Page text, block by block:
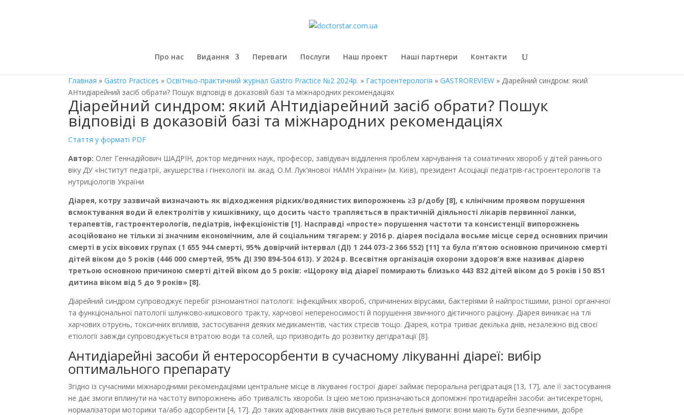
Про нас Видання Переваги Послуги Наш проект Наші партнери Контакти
Главная »Gastro Practices »Освітньо-практичний журнал Gastro Practice №2 2024р. » Гастроентерологія »GASTROREVIEW » Діарейний синдром: який
АНтидіарейний засіб обрати? Пошук відповіді в доказовій базі та міжнародних рекомендаціях
Діарейний синдром: який АНтидіарейний засіб обрати? Пошук
відповіді в доказовій базі та міжнародних рекомендаціях
Стаття у форматі PDF
Автор: Олег Геннадійович ШАДРІН, доктор медичних наук, професор, завідувач відділення проблем харчування та соматичних хвороб у дітей раннього
віку ДУ «Інститут педіатрії, акушерства і гінекології ім. акад. О.М. Лук’янової НАМН України» (м. Київ), президент Асоціації педіатрів-гастроентерологів та
нутриціологів Украї­ни
Діарея, котру зазвичай визначають як відходження рідких/водянистих випорожнень ≥3 р/добу [8], є клінічним проявом порушення
всмоктування води й електролітів у кишківнику, що досить часто трапляється в практичній діяльності лікарів первинної ланки,
терапевтів, гастроентерологів, педіатрів, інфекціоністів [1]. Насправді «просте» порушення частоти та консистенції випорожнень
асоційовано не тільки зі значним економічним, але й соціальним тягарем: у 2016 р. діарея посідала восьме місце серед основних причин
смерті в усіх вікових групах (1 655 944 смерті, 95% довірчий інтервал (ДІ) 1 244 073-2 366 552) [11] та була п’ятою основною причиною смерті
дітей віком до 5 років (446 000 смертей, 95% ДІ 390 894-504 613). У 2024 р. Всесвітня організація охорони здоров’я вже називає діарею
третьою основною причиною смерті дітей віком до 5 років: «Щороку від діареї помирають близько 443 832 дітей віком до 5 років і 50 851
дитина віком від 5 до 9 років» [8].
Діарейний синдром супроводжує перебіг різноманітної патології: інфекційних хвороб, спричинених вірусами, бактеріями й найпростішими, різної органічної
та функціональної патології шлунково-кишкового тракту, харчової непереносимості й порушення звичного дієтичного раціону. Діарея виникає на тлі
харчових отруєнь, токсичних впливів, застосування деяких медикаментів, частих стресів тощо. Діарея, котра триває декілька днів, незалежно від своєї
етіології завжди супроводжується втратою води та солей, що призводить до розвитку дегідратації [8].
Антидіарейні засоби й ентеросорбенти в сучасному лікуванні діареї: вибір
оптимального препарату
Згідно із сучасними міжнародними рекомендаціями центральне місце в лікуванні гострої діареї займає пероральна регідратація [13, 17], але її застосування
не дає змоги вплинути на частоту випорожнень або тривалість хвороби. Із цією метою призначаються допоміжні протидіа­рейні засоби: антисекреторні,
нормалізатори моторики та/або адсорбенти [4, 17]. До таких ад’ювантних ліків висуваються ретельні вимоги: вони мають бути безпечними, добре